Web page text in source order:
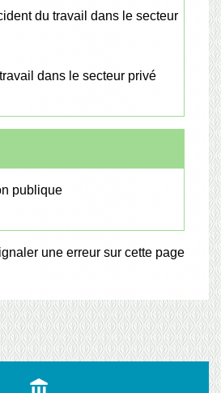
du travail dans le secteur
dans le secteur privé
publique
une erreur sur cette page